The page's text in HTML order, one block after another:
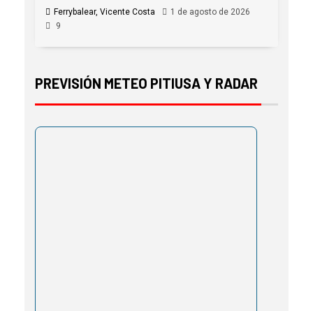
Ferrybalear, Vicente Costa
1 de agosto de 2026
9
PREVISIÓN METEO PITIUSA Y RADAR